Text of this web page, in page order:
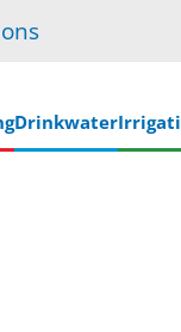
Drinkwater